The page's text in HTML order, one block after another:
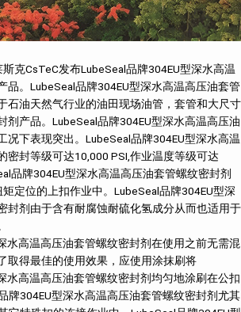
克CsTeC发布LubeSeal品牌304EU型深水高温
品。LubeSeal品牌304EU型深水高温高压油套管
石油天然气行业的油田现场油管，套管和大尺寸
剂产品。LubeSeal品牌304EU型深水高温高压油
况下表现突出。LubeSeal品牌304EU型深水高温
密封等级可达10,000 PSI,作业温度等级可达
品牌304EU型深水高温高压油套管螺纹密封剂
定位的上扣作业中。LubeSeal品牌304EU型深
封剂由于含有耐腐蚀耐硫化氢成分从而也适用于
水高温高压油套管螺纹密封剂在使用之前无需混
取得最佳的使用效果，应使用涂抹刷将
水高温高压油套管螺纹密封剂均匀地涂刷在公扣
牌304EU型深水高温高压油套管螺纹密封剂尤其